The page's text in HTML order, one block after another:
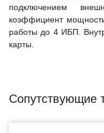
подключением
коэффициент
работы до 4 ИБП.
карты.
Сопутствующие